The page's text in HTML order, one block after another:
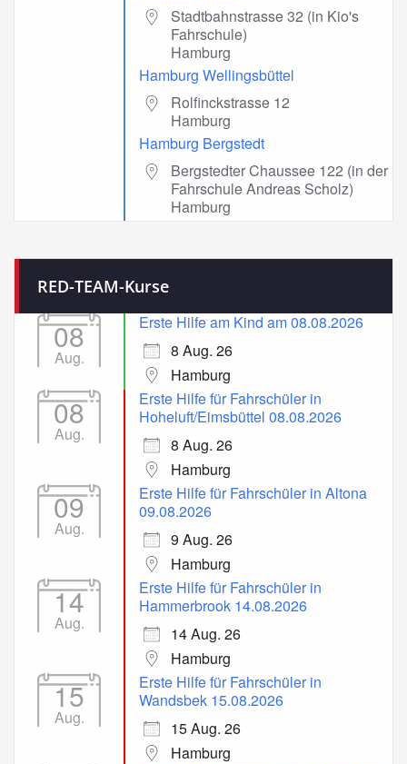
Stadtbahnstrasse 32 (in Kio's
Fahrschule)
Hamburg
Hamburg Wellingsbüttel
Rolfinckstrasse 12
Hamburg
Hamburg Bergstedt
Bergstedter Chaussee 122 (in der
Fahrschule Andreas Scholz)
Hamburg
RED-TEAM-Kurse
08
Aug.
Erste Hilfe am Kind am 08.08.2026
8 Aug. 26
Hamburg
08
Aug.
Erste Hilfe für Fahrschüler in
Hoheluft/Eimsbüttel 08.08.2026
8 Aug. 26
Hamburg
09
Aug.
Erste Hilfe für Fahrschüler in Altona
09.08.2026
9 Aug. 26
Hamburg
14
Aug.
Erste Hilfe für Fahrschüler in
Hammerbrook 14.08.2026
14 Aug. 26
Hamburg
15
Aug.
Erste Hilfe für Fahrschüler in
Wandsbek 15.08.2026
15 Aug. 26
Hamburg